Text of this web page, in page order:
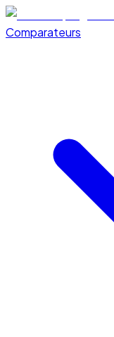
Comparateurs